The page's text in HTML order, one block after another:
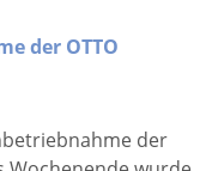
der OTTO
der